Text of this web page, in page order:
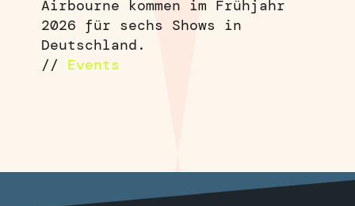
Airbourne kommen im Frühjahr
2026 für sechs Shows in
Deutschland.
// Events